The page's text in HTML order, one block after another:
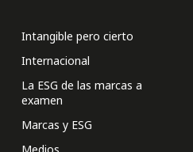
Intangible pero cierto
Internacional
La ESG de las marcas a
examen
Marcas y ESG
Medios